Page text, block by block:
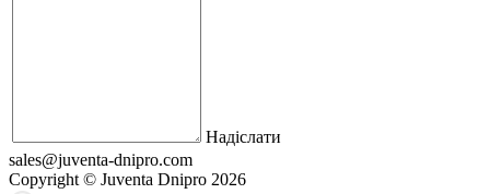
Надіслати
sales@juventa-dnipro.com
Copyright © Juventa Dnipro 2026